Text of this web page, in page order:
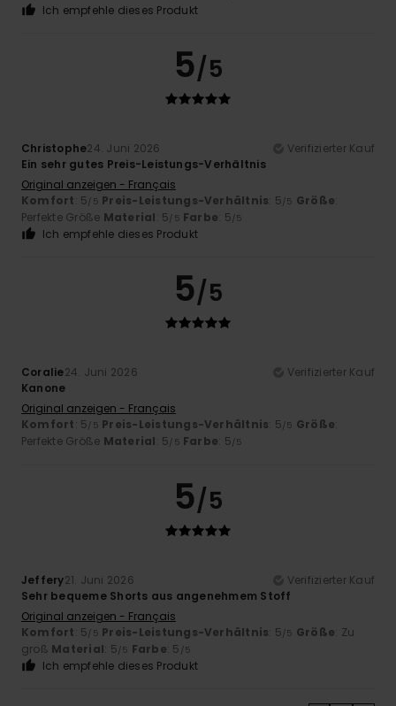
Ich empfehle dieses Produkt
5/5
Christophe24. Juni 2026
Verifizierter Kauf
Ein sehr gutes Preis-Leistungs-Verhältnis
Original anzeigen - Français
Komfort: 5/5 Preis-Leistungs-Verhältnis: 5/5 Größe:
Perfekte Größe Material: 5/5 Farbe: 5/5
Ich empfehle dieses Produkt
5/5
Coralie24. Juni 2026
Verifizierter Kauf
Kanone
Original anzeigen - Français
Komfort: 5/5 Preis-Leistungs-Verhältnis: 5/5 Größe:
Perfekte Größe Material: 5/5 Farbe: 5/5
5/5
Jeffery21. Juni 2026
Verifizierter Kauf
Sehr bequeme Shorts aus angenehmem Stoff
Original anzeigen - Français
Komfort: 5/5 Preis-Leistungs-Verhältnis: 5/5 Größe: Zu
groß Material: 5/5 Farbe: 5 /5
Ich empfehle dieses Produkt